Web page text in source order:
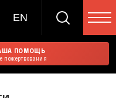
EN
ПОМОЩЬ
пожертвования